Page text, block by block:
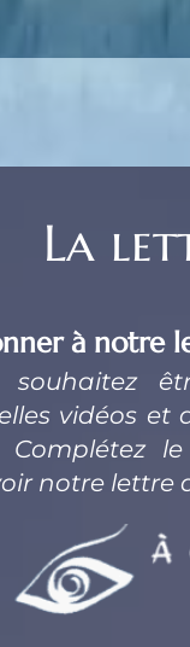
La
à notre
souhaitez
vidéos et
Complétez
notre lettre